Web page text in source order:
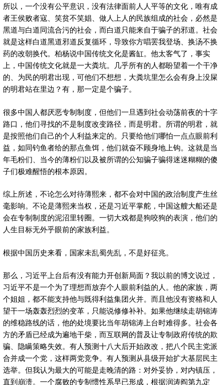
所以，一个没有公平意识，没有法律面前人人平等的文化，唯有成
者王侯败者寇、笑贫不笑娼、做人上人的民族组成的社会，必然是
黑道与白道同流合污的社会，而白道只能来自于骗子的邪道。社会
就是这样白道黑道邪道反复循环，导致你方唱罢我登场、换汤不换
药的改朝换代。柏杨说中国传统文化是酱缸。他太客气了，事实
上，中国传统文化就是一大粪坑。几乎所有的人都盼望着一个干净
的、为民的明君出现，可他们不想想，大粪坑里怎么会有身上没屎
的明君站在里边？有，那一定是个骗子。
很多中国人都厌恶专制制度，但他们一旦遇到社会动荡前夜的十字
路口，他们寻找的不是制度改变路径，而是明君。所谓的明君，就
是按照他们自己的个人利益来定的。只要给他们哪怕一点点眼前利
益，如同钓鱼者给的那点鱼饵，他们就奋不顾身地上钩。这就是当
年毛粉们、当今的薄粉们以及被所谓的公知骗子骗得迷迷糊糊的傻
子们极难醒悟的根本原因。
综上所述，不论怎么对待薄熙来，都不会对中国的政治制度产生丝
毫影响。不论是薄熙来当权，还是习近平掌舵，中国这艘大船还是
会在专制制度的泥沼里转圈。一切大戏都是狗咬狗的表演，他们的
人生目标无外乎眼前的家族利益。
根据中国历史来看，国家未乱蜀先乱，不是好征兆。
那么，习近平上台后有没有能力开创新局面？我以前的博文说过，
习近平不是一个为了理想而放弃个人眼前利益的人。他的家族，两
个姐姐，都不能支持他与既得利益集团火并。而且他没有资格和人
望干一场轰轰烈烈的变革，只能说修修补补。如果他继续走胡锦涛
的维稳路线的话，他的处境要比当年胡锦涛上台时难得多。社会各
方的矛盾已经成为遍地干柴，而互联网的普及让专制政府传统的欺
骗、隐瞒策略失效。有人预测十八大后开始政改，把八个民主党派
合并成一个党，这样两党竞争。有人预测从县级开始扩大基层民主
选举。但我认为最大的可能是走晚清的路：对外妥协，对内镇压，
直到崩溃。一个腐败的专制惯性系早已形成，根据润涛阎第九定